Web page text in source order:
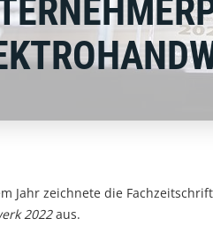
Jahr zeichnete die Fachzeitschrift
2022 aus.